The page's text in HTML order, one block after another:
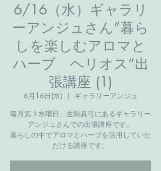
6/16（水）ギャラリ
ーアンジュさん”暮ら
しを楽しむアロマと
ハーブ ヘリオス”出
張講座 (1)
6月16日(水)
  |
ギャラリーアンジュ
毎月第３水曜日、生駒真弓にあるギャラリー
アンジュさんでの出張講座です。
暮らしの中でアロマとハーブを活用していた
だける講座です。